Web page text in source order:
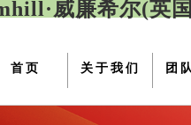
威廉希尔(英
首页 关于我们 团